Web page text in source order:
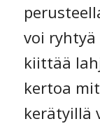
voi
kiittää
kertoa
kerätyillä